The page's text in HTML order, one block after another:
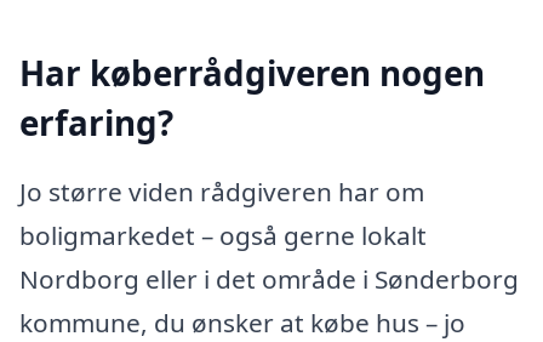
Har køberrådgiveren nogen
erfaring?
Jo større viden rådgiveren har om
boligmarkedet – også gerne lokalt
Nordborg eller i det område i Sønderborg
kommune, du ønsker at købe hus – jo